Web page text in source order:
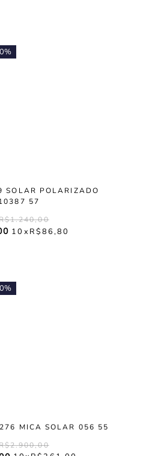
SOLAR POLARIZADO
57
1.240,00
10 R$86,80
MICA SOLAR 056 55
2.900,00